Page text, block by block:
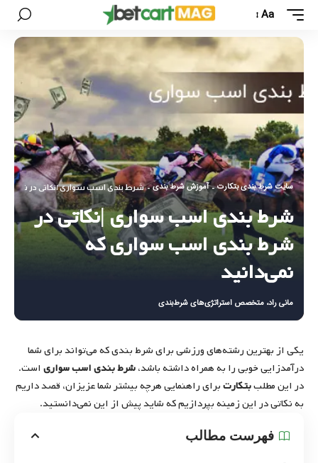
Aa
سایت شرط بندی بتکارت - آموزش شرط بندی - شرط بندی اسب سواری |نکاتی در شرط
شرط بندی اسب سواری |نکاتی در
شرط بندی اسب سواری که
نمی‌دانید
مانی راد، متخصص استراتژی‌های شرط‌بندی
یکی از بهترین رشته‌های ورزشی برای شرط بندی که می‌تواند برای شما
درآمدزایی خوبی را به همراه داشته باشد،شرط بندی اسب سواری است.
در این مطلببتکارتبرای راهنمایی هرچه بیشتر شما عزیزان، قصد داریم
به نکاتی در این زمینه بپردازیم که شاید پیش از این نمی‌دانستید.
فهرست مطالب